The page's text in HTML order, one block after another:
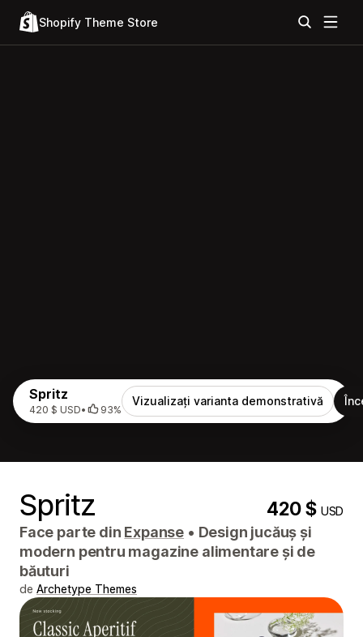
Shopify Theme Store
Spritz
420 $ USD• 93%
Vizualizați varianta demonstrativă
Spritz 420 $USD
Face parte din Expanse • Design jucăuș și
modern pentru magazine alimentare și de
băuturi
de Archetype Themes